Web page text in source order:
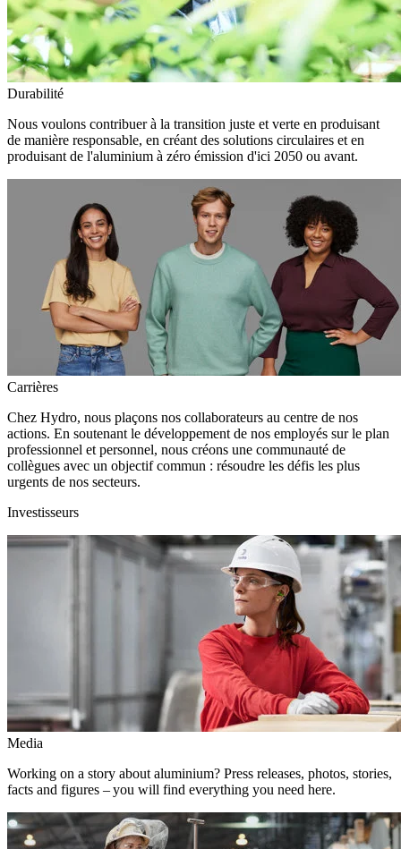
Durabilité
Nous voulons contribuer à la transition juste et verte en produisant
de manière responsable, en créant des solutions circulaires et en
produisant de l'aluminium à zéro émission d'ici 2050 ou avant.
Carrières
Chez Hydro, nous plaçons nos collaborateurs au centre de nos
actions. En soutenant le développement de nos employés sur le plan
professionnel et personnel, nous créons une communauté de
collègues avec un objectif commun : résoudre les défis les plus
urgents de nos secteurs.
Investisseurs
Media
Working on a story about aluminium? Press releases, photos, stories,
facts and figures – you will find everything you need here.